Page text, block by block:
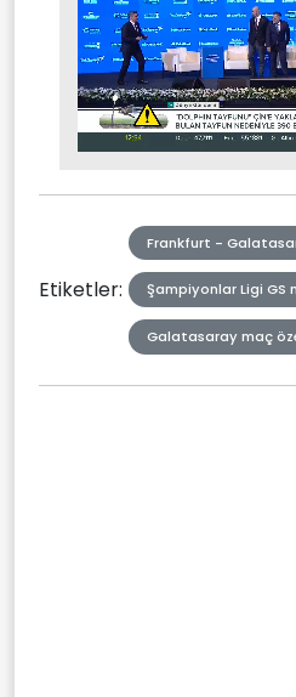
Mute Stream
Etiketler:
Frankfurt -
Şampiyonlar Ligi GS
Galatasaray maç